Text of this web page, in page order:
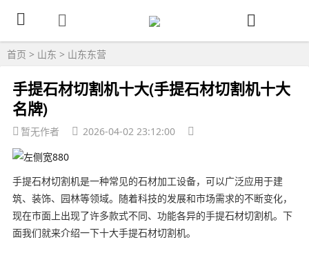
首页 > 山东 > 山东东营
手提石材切割机十大(手提石材切割机十大
名牌)
暂无作者 2026-04-02 23:12:00
手提石材切割机是一种常见的石材加工设备，可以广泛应用于建
筑、装饰、园林等领域。随着科技的发展和市场需求的不断变化，
现在市面上出现了许多款式不同、功能各异的手提石材切割机。下
面我们就来介绍一下十大手提石材切割机。